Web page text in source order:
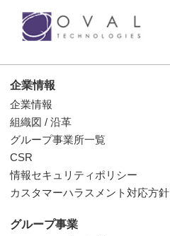
企業情報
企業情報
組織図 / 沿革
グループ事業所一覧
CSR
情報セキュリティポリシー
カスタマーハラスメント対応方針
グループ事業